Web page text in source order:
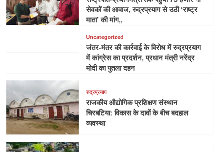
सेवकों की आवाज, रुद्रप्रयाग से उठी ‘राष्ट्र
माता’ की मांग,,
Uncategorized
जंतर-मंतर की कार्रवाई के विरोध में रुद्रप्रयाग
में कांग्रेस का प्रदर्शन, प्रधान मंत्री नरेंद्र
मोदी का पुतला दहन
रुद्रप्रयाग
राजकीय औद्योगिक प्रशिक्षण संस्थान
चिरबटिया: विकास के दावों के बीच बदहाल
व्यवस्था